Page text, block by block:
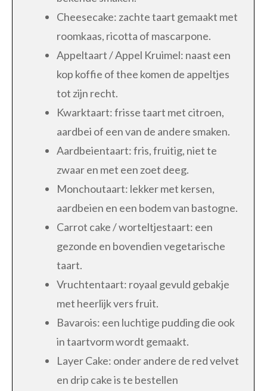
Cheesecake: zachte taart gemaakt met
roomkaas, ricotta of mascarpone.
Appeltaart / Appel Kruimel: naast een
kop koffie of thee komen de appeltjes
tot zijn recht.
Kwarktaart: frisse taart met citroen,
aardbei of een van de andere smaken.
Aardbeientaart: fris, fruitig, niet te
zwaar en met een zoet deeg.
Monchoutaart: lekker met kersen,
aardbeien en een bodem van bastogne.
Carrot cake / worteltjestaart: een
gezonde en bovendien vegetarische
taart.
Vruchtentaart: royaal gevuld gebakje
met heerlijk vers fruit.
Bavarois: een luchtige pudding die ook
in taartvorm wordt gemaakt.
Layer Cake: onder andere de red velvet
en drip cake is te bestellen